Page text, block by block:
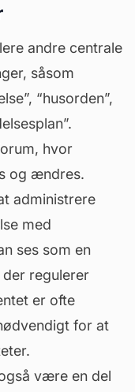
andre centrale
såsom
“husorden”,
hvor
og ændres.
administrere
med
ses som en
regulerer
er ofte
for at
være en del